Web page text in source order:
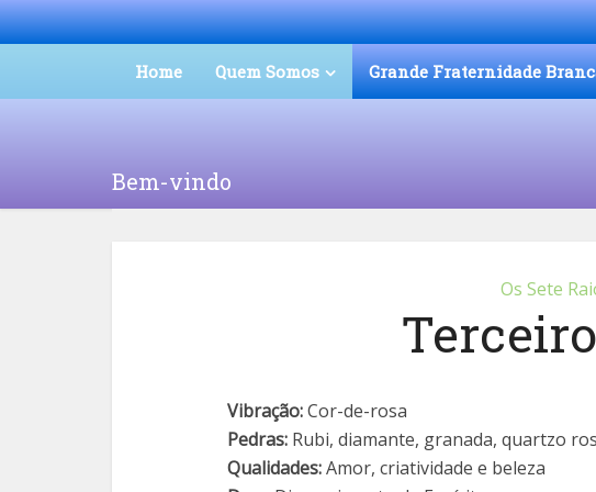
Home Quem Somos Grande Fraternidade
Bem-vindo
Os Sete
Vibração:Cor-de-rosa
Pedras: Rubi, diamante, granada, quartzo
Qualidades:Amor, criatividade e beleza